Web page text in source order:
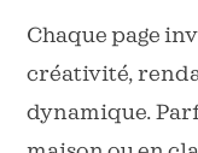
Chaque page
créativité,
dynamique.